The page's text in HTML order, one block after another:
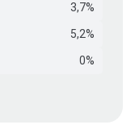
3,7%
5,2%
0%